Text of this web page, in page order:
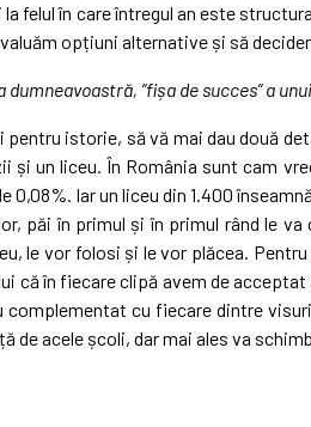
felul în care întregul an este
opțiuni alternative și să
”fișa de succes” a
istorie, să vă mai dau două
și un liceu. În România sunt cam
Iar un liceu din 1.400
păi în primul și în primul rând le
le vor folosi și le vor plăcea.
în fiecare clipă avem de
cu fiecare dintre
de acele școli, dar mai ales va